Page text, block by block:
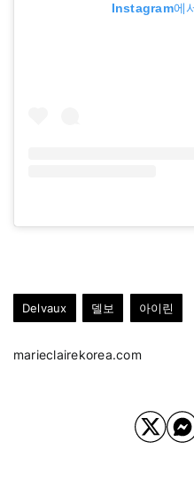
Instagram에
Delvaux 델보 아이린
marieclairekorea.com